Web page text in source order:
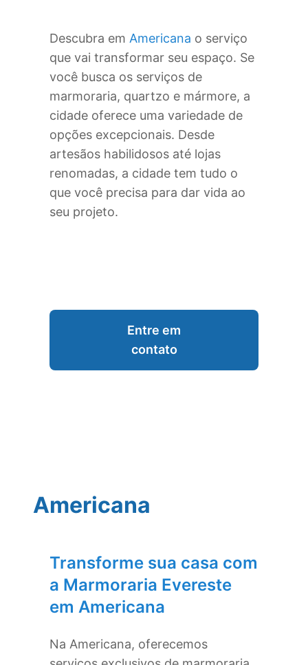
Descubra em Americana o serviço
que vai transformar seu espaço. Se
você busca os serviços de
marmoraria, quartzo e mármore, a
cidade oferece uma variedade de
opções excepcionais. Desde
artesãos habilidosos até lojas
renomadas, a cidade tem tudo o
que você precisa para dar vida ao
seu projeto.
Entre em
contato
Americana
Transforme sua casa com
a Marmoraria Evereste
em Americana
Na Americana, oferecemos